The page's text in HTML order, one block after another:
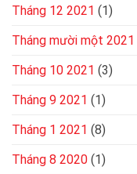
Tháng 12 2021 (1)
Tháng mười một 2021
Tháng 10 2021 (3)
Tháng 9 2021 (1)
Tháng 1 2021 (8)
Tháng 8 2020 (1)